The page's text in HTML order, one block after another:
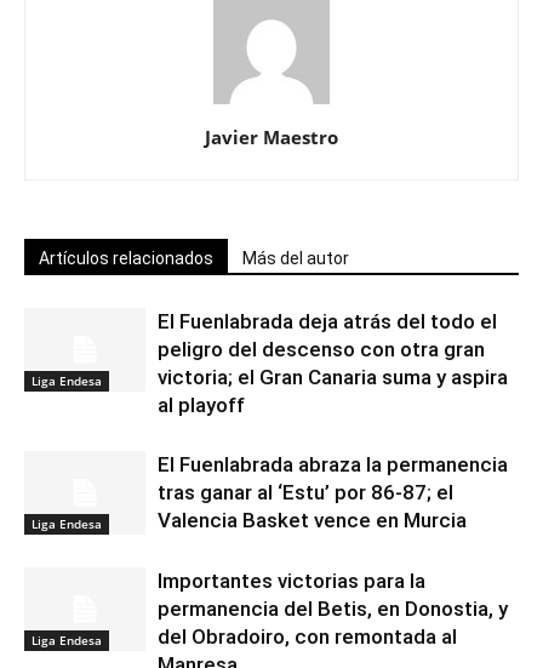
Javier Maestro
Artículos relacionados Más del autor
Liga Endesa
El Fuenlabrada deja atrás del todo el
peligro del descenso con otra gran
victoria; el Gran Canaria suma y aspira
al playoff
Liga Endesa
El Fuenlabrada abraza la permanencia
tras ganar al ‘Estu’ por 86-87; el
Valencia Basket vence en Murcia
Liga Endesa
Importantes victorias para la
permanencia del Betis, en Donostia, y
del Obradoiro, con remontada al